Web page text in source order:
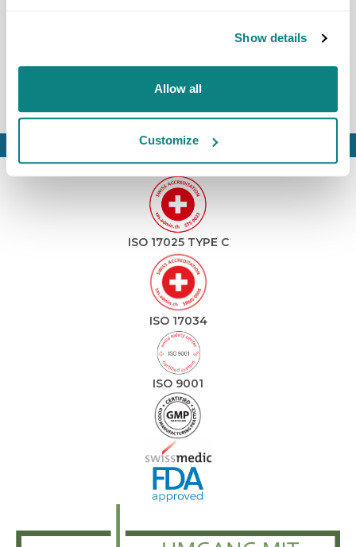
Show details
Allow all
Customize
MATERIALFRAGE
KONTAKT
ISO 17025 TYPE C
ISO 17034
ISO 9001